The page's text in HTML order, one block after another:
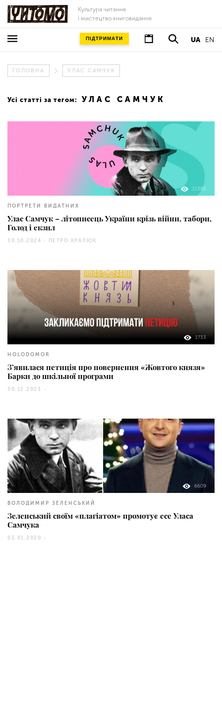
Культура читання
і мистецтво книговидання
UA EN
ПІДТРИМАТИ
ГОЛОВНА УЛАС САМЧУК
Усі статті за тегом: УЛАС САМЧУК
11383
ПОРТРЕТИ ВИДАТНИХ
Улас Самчук – літописець України крізь війни, табори,
Голод і екзил
30.10.2024 - ПЕТРО КРАЛЮК
1733
HOLODOMOR
З’явилася петиція про повернення «Жовтого князя»
Барки до шкільної програми
30.12.2023 -
6609
ВОЛОДИМИР ЗЕЛЕНСЬКИЙ
Зеленський своїм «плагіатом» промотує есе Уласа
Самчука
03.01.2020 -